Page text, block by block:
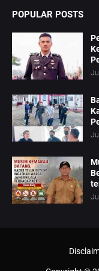
POPULAR POSTS